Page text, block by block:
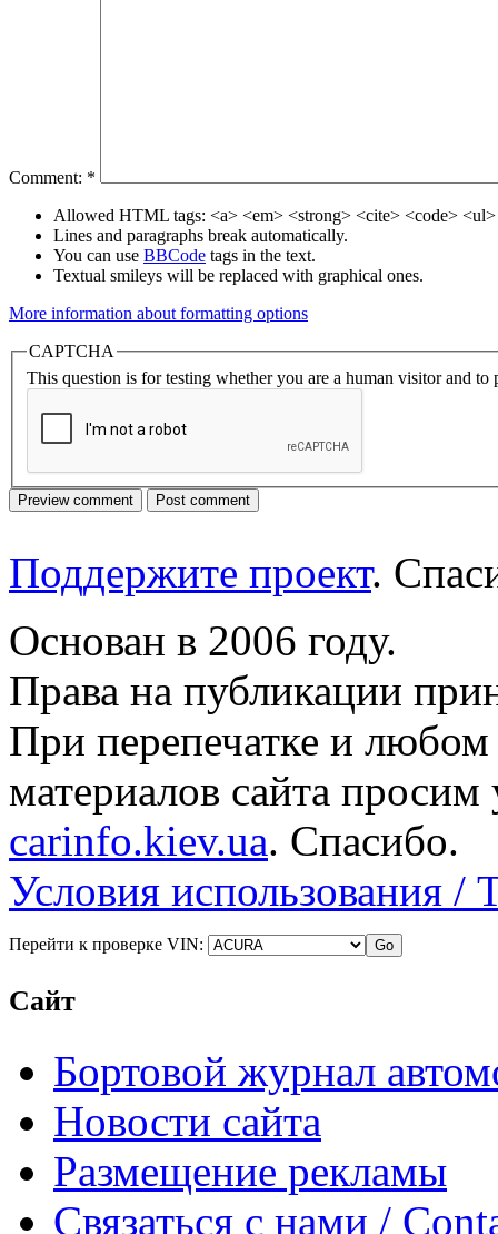
Comment: *
Allowed HTML tags: <a> <em> <strong> <cite> <code>
Lines and paragraphs break automatically.
You can use BBCode tags in the text.
Textual smileys will be replaced with graphical ones.
More information about formatting options
CAPTCHA
This question is for testing whether you are a human visitor and to
Поддержите проект.
Основан в 2006 году.
Права на публикации
При перепечатке и
материалов сайта просим
carinfo.kiev.ua. Спасибо.
Условия использования /
Перейти к проверке VIN:
Сайт
Бортовой журнал
Новости сайта
Размещение рекламы
Связаться с нами /